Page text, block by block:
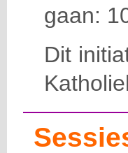
gaan:
Dit